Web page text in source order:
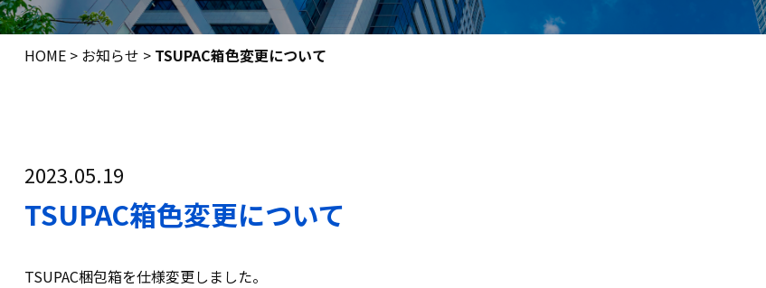
HOME> お知らせ > TSUPAC箱色変更について
2023.05.19
TSUPAC箱色変更について
TSUPAC梱包箱を仕様変更しました。